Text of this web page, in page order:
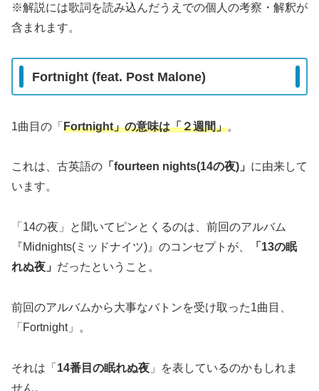
※解説には歌詞を読み込んだうえでの個人の考察・解釈が
含まれます。
Fortnight (feat. Post Malone)
1曲目の「 Fortnight」の意味は「２週間」。
これは、古英語の 「fourteen nights(14の夜)」 に由来して
います。
「14の夜」と聞いてピンとくるのは、前回のアルバム
『Midnights(ミッドナイツ)』のコンセプトが、
「13の眠
れぬ夜」 だったということ。
前回のアルバムから大事なバトンを受け取った1曲目、
「Fortnight」。
それは「 14番目の眠れぬ夜 」を表しているのかもしれま
せん。